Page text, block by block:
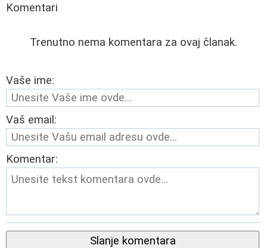
Komentari
Trenutno nema komentara za ovaj članak.
Vaše ime:
Vaš email:
Komentar:
Slanje komentara